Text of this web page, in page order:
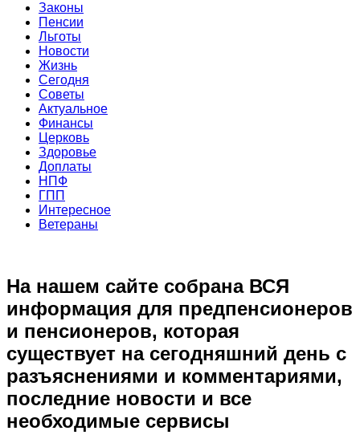
Законы
Пенсии
Льготы
Новости
Жизнь
Сегодня
Советы
Актуальное
Финансы
Церковь
Здоровье
Доплаты
НПФ
ГПП
Интересное
Ветераны
На нашем сайте собрана ВСЯ
информация для предпенсионеров
и пенсионеров, которая
существует на сегодняшний день с
разъяснениями и комментариями,
последние новости и все
необходимые сервисы